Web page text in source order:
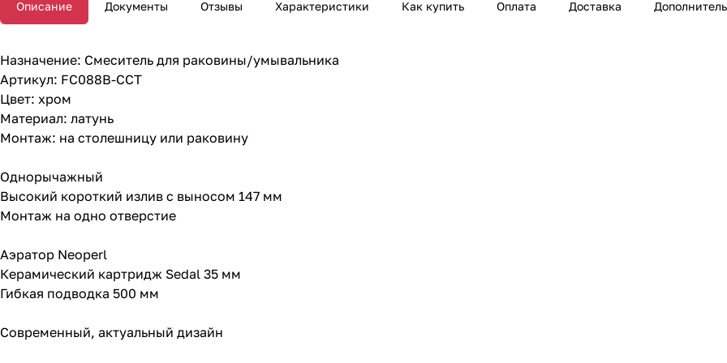
Описание Документы Отзывы Характеристики Как купить Оплата Доставка
Назначение: Смеситель для раковины/умывальника
Артикул: FC088B-CCT
Цвет: хром
Материал: латунь
Монтаж: на столешницу или раковину
Однорычажный
Высокий короткий излив с выносом 147 мм
Монтаж на одно отверстие
Аэратор Neoperl
Керамический картридж Sedal 35 мм
Гибкая подводка 500 мм
Современный, актуальный дизайн